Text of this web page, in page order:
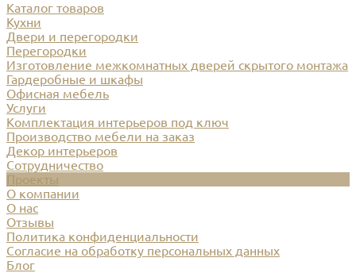
Каталог товаров
Кухни
Двери и перегородки
Перегородки
Изготовление межкомнатных дверей скрытого монтажа
Гардеробные и шкафы
Офисная мебель
Услуги
Комплектация интерьеров под ключ
Производство мебели на заказ
Декор интерьеров
Сотрудничество
Проекты
О компании
О нас
Отзывы
Политика конфиденциальности
Согласие на обработку персональных данных
Блог